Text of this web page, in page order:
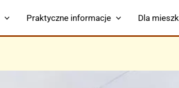
Praktyczne informacje Dla